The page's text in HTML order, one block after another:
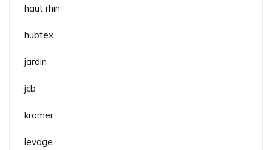
haut rhin
hubtex
jardin
jcb
kromer
levage